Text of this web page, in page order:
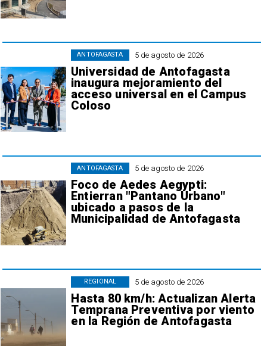
5 de agosto de 2026
Universidad de Antofagasta
inaugura mejoramiento del
acceso universal en el Campus
Coloso
ANTOFAGASTA
5 de agosto de 2026
Foco de Aedes Aegypti:
Entierran "Pantano Urbano"
ubicado a pasos de la
Municipalidad de Antofagasta
ANTOFAGASTA
5 de agosto de 2026
Hasta 80 km/h: Actualizan Alerta
Temprana Preventiva por viento
en la Región de Antofagasta
REGIONAL